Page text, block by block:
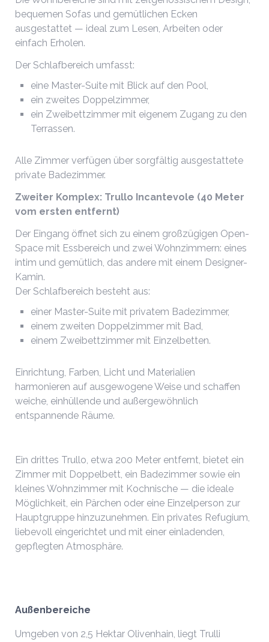
bequemen Sofas und gemütlichen Ecken
ausgestattet — ideal zum Lesen, Arbeiten oder
einfach Erholen.
Der Schlafbereich umfasst:
eine Master-Suite mit Blick auf den Pool,
ein zweites Doppelzimmer,
ein Zweibettzimmer mit eigenem Zugang zu den
Terrassen.
Alle Zimmer verfügen über sorgfältig ausgestattete
private Badezimmer.
Zweiter Komplex: Trullo Incantevole (40 Meter
vom ersten entfernt)
Der Eingang öffnet sich zu einem großzügigen Open-
Space mit Essbereich und zwei Wohnzimmern: eines
intim und gemütlich, das andere mit einem Designer-
Kamin.
Der Schlafbereich besteht aus:
einer Master-Suite mit privatem Badezimmer,
einem zweiten Doppelzimmer mit Bad,
einem Zweibettzimmer mit Einzelbetten.
Einrichtung, Farben, Licht und Materialien
harmonieren auf ausgewogene Weise und schaffen
weiche, einhüllende und außergewöhnlich
entspannende Räume.
Ein drittes Trullo, etwa 200 Meter entfernt, bietet ein
Zimmer mit Doppelbett, ein Badezimmer sowie ein
kleines Wohnzimmer mit Kochnische — die ideale
Möglichkeit, ein Pärchen oder eine Einzelperson zur
Hauptgruppe hinzuzunehmen. Ein privates Refugium,
liebevoll eingerichtet und mit einer einladenden,
gepflegten Atmosphäre.
Außenbereiche
Umgeben von 2,5 Hektar Olivenhain, liegt Trulli